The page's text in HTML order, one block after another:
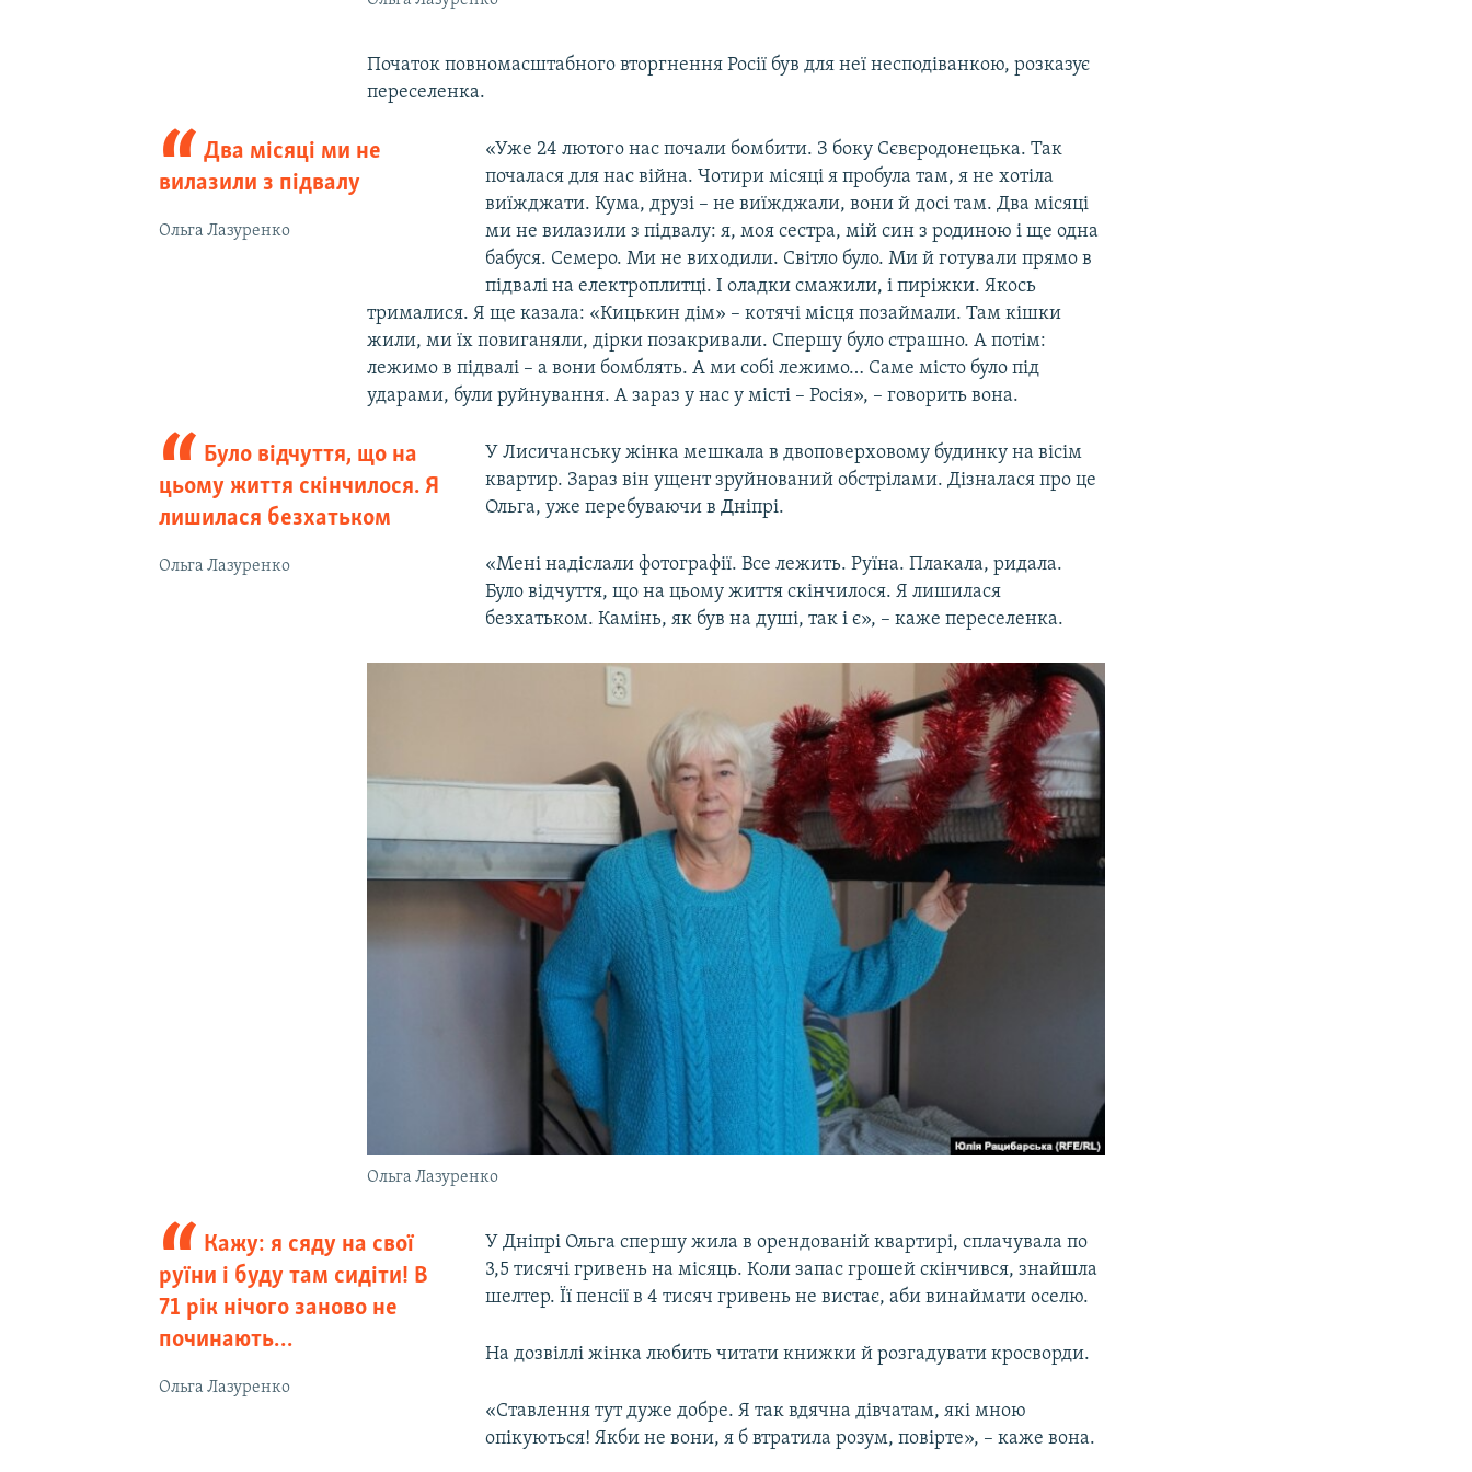
Початок повномасштабного вторгнення Росії був для неї несподіванкою, розказує
переселенка.
Два місяці ми не
вилазили з підвалу
Ольга Лазуренко
«Уже 24 лютого нас почали бомбити. З боку Сєвєродонецька. Так
почалася для нас війна. Чотири місяці я пробула там, я не хотіла
виїжджати. Кума, друзі – не виїжджали, вони й досі там. Два місяці
ми не вилазили з підвалу: я, моя сестра, мій син з родиною і ще одна
бабуся. Семеро. Ми не виходили. Світло було. Ми й готували прямо в
підвалі на електроплитці. І оладки смажили, і пиріжки. Якось
трималися. Я ще казала: «Кицькин дім» – котячі місця позаймали. Там кішки
жили, ми їх повиганяли, дірки позакривали. Спершу було страшно. А потім:
лежимо в підвалі – а вони бомблять. А ми собі лежимо… Саме місто було під
ударами, були руйнування. А зараз у нас у місті – Росія», – говорить вона.
Було відчуття, що на
цьому життя скінчилося. Я
лишилася безхатьком
Ольга Лазуренко
У Лисичанську жінка мешкала в двоповерховому будинку на вісім
квартир. Зараз він ущент зруйнований обстрілами. Дізналася про це
Ольга, уже перебуваючи в Дніпрі.
«Мені надіслали фотографії. Все лежить. Руїна. Плакала, ридала.
Було відчуття, що на цьому життя скінчилося. Я лишилася
безхатьком. Камінь, як був на душі, так і є», – каже переселенка.
Ольга Лазуренко
Кажу: я сяду на свої
руїни і буду там сидіти! В
71 рік нічого заново не
починають…
Ольга Лазуренко
У Дніпрі Ольга спершу жила в орендованій квартирі, сплачувала по
3,5 тисячі гривень на місяць. Коли запас грошей скінчився, знайшла
шелтер. Її пенсії в 4 тисяч гривень не вистає, аби винаймати оселю.
На дозвіллі жінка любить читати книжки й розгадувати кросворди.
«Ставлення тут дуже добре. Я так вдячна дівчатам, які мною
опікуються! Якби не вони, я б втратила розум, повірте», – каже вона.